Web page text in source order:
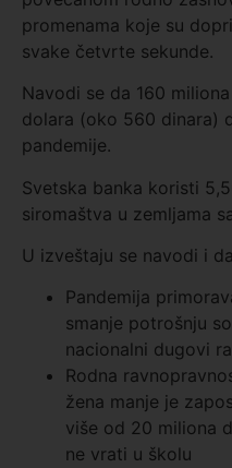
promenama koje su
svake četvrte sekunde.
Navodi se da 160
dolara (oko 560 dinara)
pandemije.
Svetska banka koristi
siromaštva u zemljama
U izveštaju se navodi i
Pandemija
smanje potrošnju
nacionalni dugovi
Rodna
žena manje je
više od 20 miliona
ne vrati u školu